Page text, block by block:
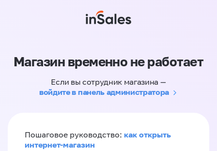
Магазин временно не работает
Если вы сотрудник магазина —
войдите в панель администратора
Пошаговое руководство: как открыть
интернет-магазин